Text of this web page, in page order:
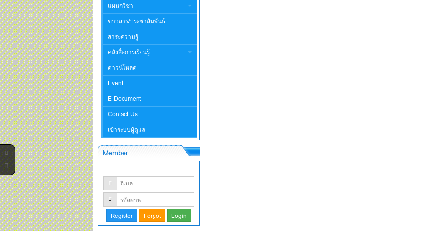
แผนกวิชา
ข่าวสาร/ประชาสัมพันธ์
สาระความรู้
คลังสื่อการเรียนรู้
ดาวน์โหลด
Event
E-Document
Contact Us
เข้าระบบผู้ดูแล
Member